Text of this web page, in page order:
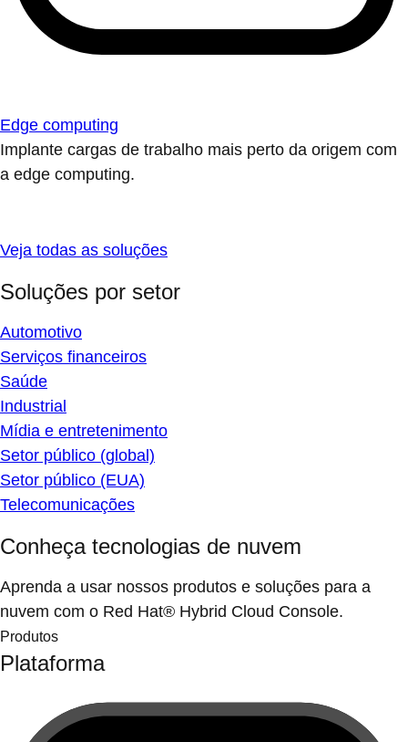
Edge computing
Implante cargas de trabalho mais perto da origem com
a edge computing.
Veja todas as soluções
Soluções por setor
Automotivo
Serviços financeiros
Saúde
Industrial
Mídia e entretenimento
Setor público (global)
Setor público (EUA)
Telecomunicações
Conheça tecnologias de nuvem
Aprenda a usar nossos produtos e soluções para a
nuvem com o Red Hat® Hybrid Cloud Console.
Produtos
Plataforma